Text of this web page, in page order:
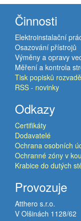
Činnosti
Elektroinstalační
Osazování přístrojů
Výměny a opravy
Měření a kontrola
Tisk popisků
RSS - novinky
Odkazy
Certifikáty
Dodavatelé
Ochrana osobních
Ochranné zóny v
Krabice do dutých
Provozuje
Atthero s.r.o.
V Olšinách 1128/62